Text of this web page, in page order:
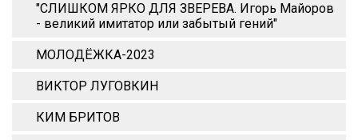
"СЛИШКОМ ЯРКО ДЛЯ ЗВЕРЕВА. Игорь Майоров
- великий имитатор или забытый гений"
МОЛОДЁЖКА-2023
ВИКТОР ЛУГОВКИН
КИМ БРИТОВ